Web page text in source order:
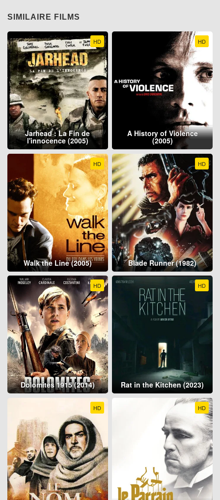
SIMILAIRE FILMS
HD
Jarhead : La Fin de
l'innocence (2005)
HD
A History of Violence
(2005)
HD
Walk the Line (2005)
HD
Blade Runner (1982)
HD
Dolomites 1915 (2014)
HD
Rat in the Kitchen (2023)
HD HD